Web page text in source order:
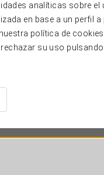
analíticas sobre el
en base a un perfil
política de
su uso pulsando